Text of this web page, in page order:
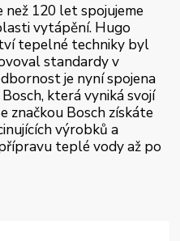
než 120 let spojujeme
vytápění. Hugo
tepelné techniky byl
standardy v
je nyní spojena
která vyniká svojí
značkou Bosch získáte
výrobků a
teplé vody až po